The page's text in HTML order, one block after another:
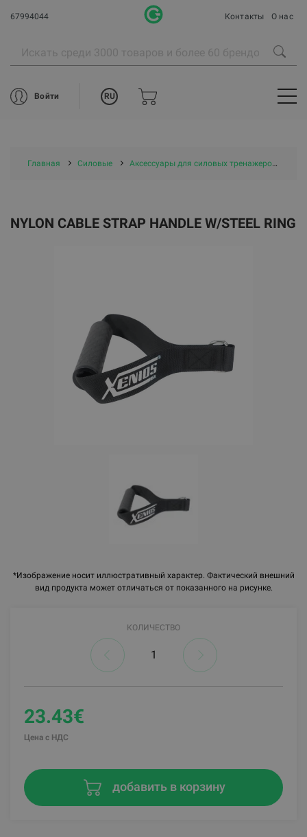
67994044 Контакты О нас
Войти RU
Главная Силовые Аксессуары для силовых тренажеров
*Изображение носит иллюстративный характер. Фактический внешний
вид продукта может отличаться от показанного на рисунке.
NYLON CABLE STRAP HANDLE W/STEEL RING
КОЛИЧЕСТВО
23.43€
Цена с НДС
добавить в корзину